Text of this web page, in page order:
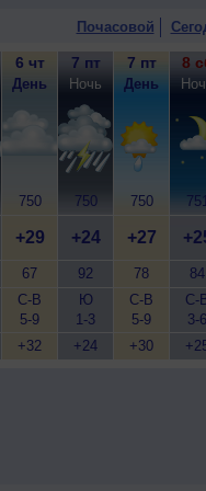
гроза; ночью +23..25°,
Почасовой
6 чт
День
750
+29
67
С-В
5-9
+32
7 пт
Ночь
750
+24
92
Ю
1-3
+24
7 пт
День
750
+27
78
С-В
5-9
+30
8
84
С-
3-6